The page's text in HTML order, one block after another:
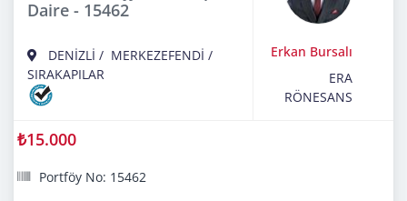
Daire - 15462
DENİZLİ / MERKEZEFENDİ /
SIRAKAPILAR
Erkan Bursalı
ERA
RÖNESANS
₺15.000
Portföy No: 15462